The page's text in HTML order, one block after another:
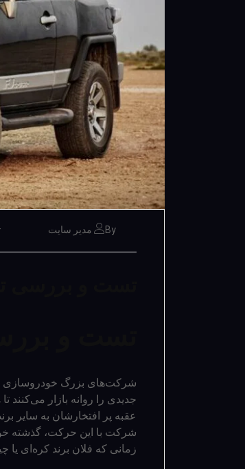
By مدیر سایت
شرکت‌های بزرگ خودروسازی
جدیدی را روانه بازار
عقبه پر افتخارشان به سایر
شرکت با این حرکت، گذشته
زمانی که فلان برند کره‌ای یا